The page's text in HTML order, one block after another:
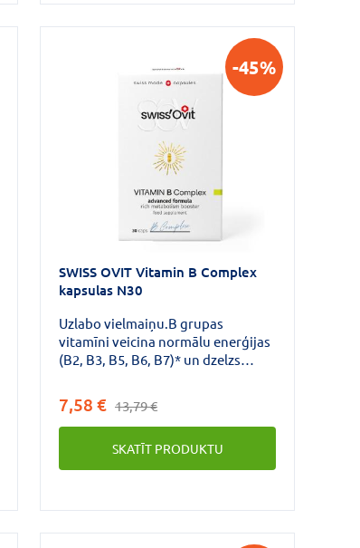
-45%
SWISS OVIT Vitamin B Complex
kapsulas N30
Uzlabo vielmaiņu.B grupas
vitamīni veicina normālu enerģijas
(B2, B3, B5, B6, B7)* un dzelzs
dažu neiromediatoru normālu
sintēzi un vielmaiņu (B5)*, palīdz
uzturēt sarkanos asinsķermenīšus
normālā stāvoklī (B2, B6), veicina
7,58 € 13,79 €
SKATĪT PRODUKTU